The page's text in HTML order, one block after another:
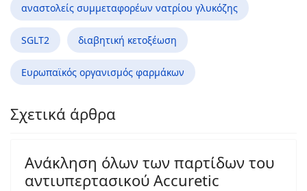
αναστολείς συμμεταφορέων νατρίου γλυκόζης
SGLT2 διαβητική κετοξέωση
Ευρωπαϊκός οργανισμός φαρμάκων
Σχετικά άρθρα
Ανάκληση όλων των παρτίδων του
αντιυπερτασικού Accuretic